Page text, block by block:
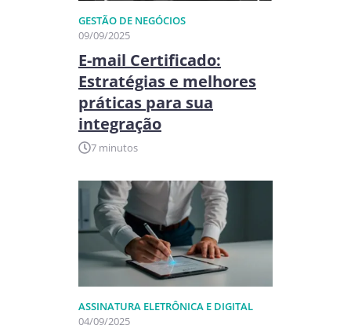
GESTÃO DE NEGÓCIOS​
09/09/2025
E-mail Certificado:
Estratégias e melhores
práticas para sua
integração
7 minutos
ASSINATURA ELETRÔNICA E DIGITAL
04/09/2025